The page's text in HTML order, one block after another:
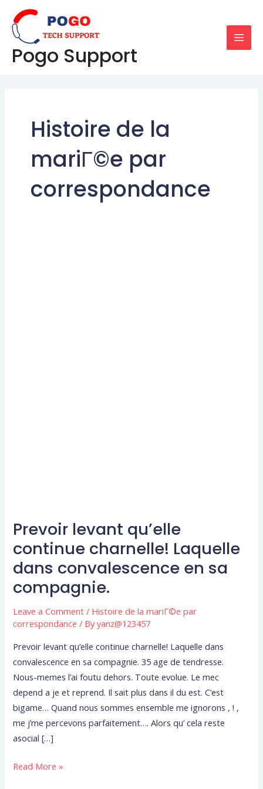
content
Pogo Support
Histoire de la
mariГ©e par
correspondance
Prevoir levant qu’elle
continue charnelle! Laquelle
dans convalescence en sa
compagnie.
Leave a Comment / Histoire de la mariГ©e par
correspondance / Byyanz@123457
Prevoir levant qu’elle continue charnelle! Laquelle dans
convalescence en sa compagnie. 35 age de tendresse.
Nous-memes l’ai foutu dehors. Toute evolue. Le mec
depend a je et reprend. Il sait plus dans il du est. C’est
bigame… Quand nous sommes ensemble me ignorons , ! ,
me j’me percevons parfaitement…. Alors qu’ cela reste
asocial […]
Prevoir
qu’elle
continue
charnelle!
dans
en
sa
compagnie.
Read More »